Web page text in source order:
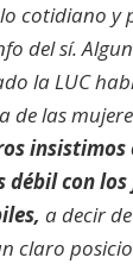
cotidiano y
del sí.
la LUC
las
insistimos
débil con
a decir
claro